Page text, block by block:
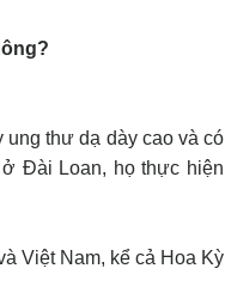
thư dạ dày cao và có
Đài Loan, họ thực hiện
Việt Nam, kể cả Hoa Kỳ